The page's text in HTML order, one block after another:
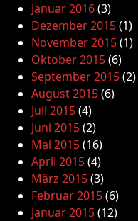
Januar 2016(3)
Dezember 2015(1)
November 2015(1)
Oktober 2015(6)
September 2015(2)
August 2015(6)
Juli 2015(4)
Juni 2015(2)
Mai 2015(16)
April 2015(4)
März 2015(3)
Februar 2015(6)
Januar 2015(12)